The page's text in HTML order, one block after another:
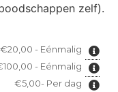
zelf).
€20,00 - Eénmalig
100,00 - Eénmalig
€5,00- Per dag